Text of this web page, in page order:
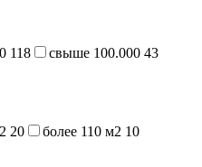
118 свыше 100.000 43
20 более 110 м2 10